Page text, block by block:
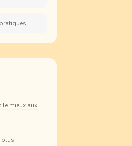
le mieux aux
plus